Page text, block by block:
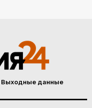
Выходные данные